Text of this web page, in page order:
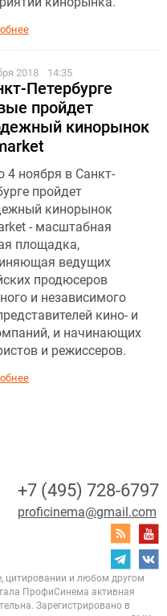
2018 14:35
Петербурге
пройдет
кинорынок
4 ноября в Санкт-
пройдет
кинорынок
- масштабная
площадка,
ведущих
продюсеров
и независимого
кино- и
и начинающих
и режиссеров.
+7 (495) 728-6797
proficinema@gmail.com
цитировании и любом другом
ПрофиСинема активная
Зарегистрировано в